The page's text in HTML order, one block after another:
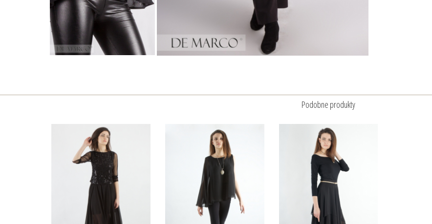
Podobne produkty